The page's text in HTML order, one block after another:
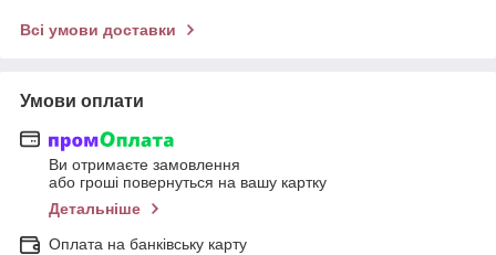
Всі умови доставки
Умови оплати
Ви отримаєте замовлення
або гроші повернуться на вашу картку
Детальніше
Оплата на банківську карту